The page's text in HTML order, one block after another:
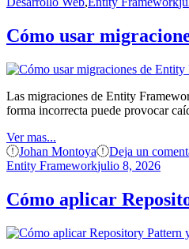
Cómo usar
Las migraciones de Entity
forma incorrecta puede provocar
Ver mas...
Johan Montoya
Deja un
Entity Frameworkjulio 8, 2026
Cómo aplicar